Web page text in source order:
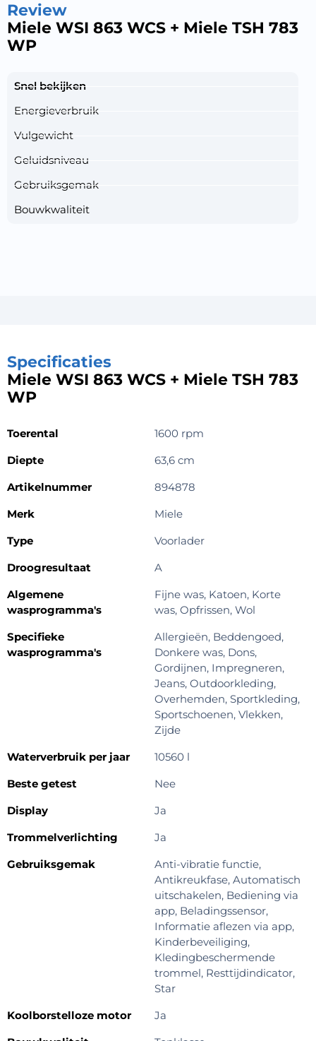
Review
Miele WSI 863 WCS + Miele TSH 783
WP
Snel bekijken
Energieverbruik
Vulgewicht
Geluidsniveau
Gebruiksgemak
Bouwkwaliteit
Specificaties
Miele WSI 863 WCS + Miele TSH 783
WP
Toerental
1600 rpm
Diepte
63,6 cm
Artikelnummer
894878
Merk
Miele
Type
Voorlader
Droogresultaat
A
Algemene
wasprogramma's
Fijne was, Katoen, Korte
was, Opfrissen, Wol
Specifieke
wasprogramma's
Allergieën, Beddengoed,
Donkere was, Dons,
Gordijnen, Impregneren,
Jeans, Outdoorkleding,
Overhemden, Sportkleding,
Sportschoenen, Vlekken,
Zijde
Waterverbruik per jaar
10560 l
Beste getest
Nee
Display
Ja
Trommelverlichting
Ja
Gebruiksgemak
Anti-vibratie functie,
Antikreukfase, Automatisch
uitschakelen, Bediening via
app, Beladingssensor,
Informatie aflezen via app,
Kinderbeveiliging,
Kledingbeschermende
trommel, Resttijdindicator,
Star
Koolborstelloze motor
Ja